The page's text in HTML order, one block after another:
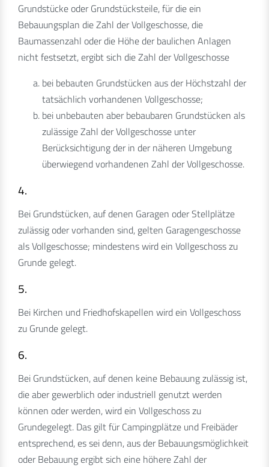
Grundstücke oder Grundstücksteile, für die ein
Bebauungsplan die Zahl der Vollgeschosse, die
Baumassenzahl oder die Höhe der baulichen Anlagen
nicht festsetzt, ergibt sich die Zahl der Vollgeschosse
bei bebauten Grundstücken aus der Höchstzahl der
tatsächlich vorhandenen Vollgeschosse;
bei unbebauten aber bebaubaren Grundstücken als
zulässige Zahl der Vollgeschosse unter
Berücksichtigung der in der näheren Umgebung
überwiegend vorhandenen Zahl der Vollgeschosse.
4.
Bei Grundstücken, auf denen Garagen oder Stellplätze
zulässig oder vorhanden sind, gelten Garagengeschosse
als Vollgeschosse; mindestens wird ein Vollgeschoss zu
Grunde gelegt.
5.
Bei Kirchen und Friedhofskapellen wird ein Vollgeschoss
zu Grunde gelegt.
6.
Bei Grundstücken, auf denen keine Bebauung zulässig ist,
die aber gewerblich oder industriell genutzt werden
können oder werden, wird ein Vollgeschoss zu
Grundegelegt. Das gilt für Campingplätze und Freibäder
entsprechend, es sei denn, aus der Bebauungsmöglichkeit
oder Bebauung ergibt sich eine höhere Zahl der